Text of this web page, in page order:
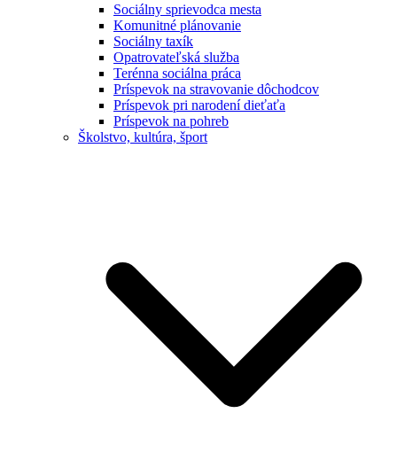
Sociálny sprievodca mesta
Komunitné plánovanie
Sociálny taxík
Opatrovateľská služba
Terénna sociálna práca
Príspevok na stravovanie dôchodcov
Príspevok pri narodení dieťaťa
Príspevok na pohreb
Školstvo, kultúra, šport